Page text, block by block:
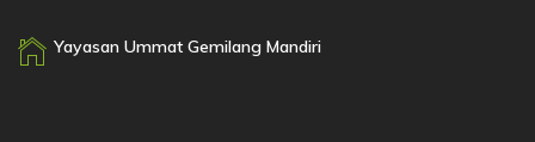
Yayasan Ummat Gemilang Mandiri